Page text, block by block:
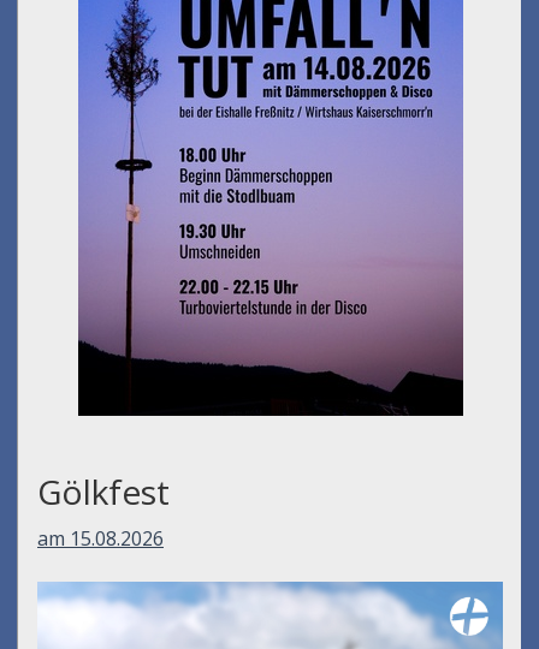
Gölkfest
am 15.08.2026